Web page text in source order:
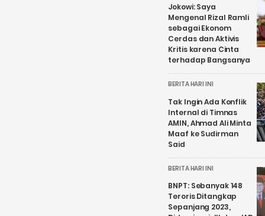
Jokowi: Saya
Mengenal Rizal Ramli
sebagai Ekonom
Cerdas dan Aktivis
Kritis karena Cinta
terhadap Bangsanya
BERITA HARI INI
Tak Ingin Ada Konflik
Internal di Timnas
AMIN, Ahmad Ali Minta
Maaf ke Sudirman
Said
BERITA HARI INI
BNPT: Sebanyak 148
Teroris Ditangkap
Sepanjang 2023,